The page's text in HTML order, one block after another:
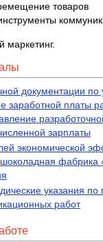
товаров
документации по
заработной платы
зарплаты
экономической
фабрика
указания по
работ